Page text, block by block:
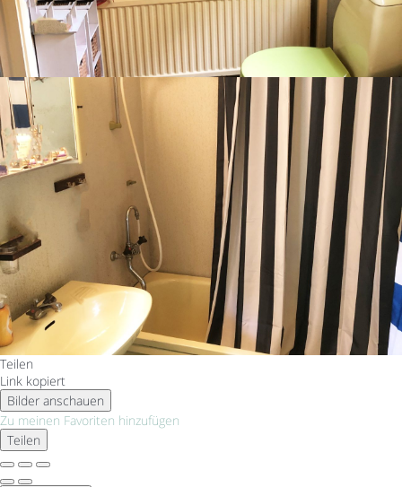
Teilen
Link kopiert
Bilder anschauen
Zu meinen Favoriten hinzufügen
Teilen